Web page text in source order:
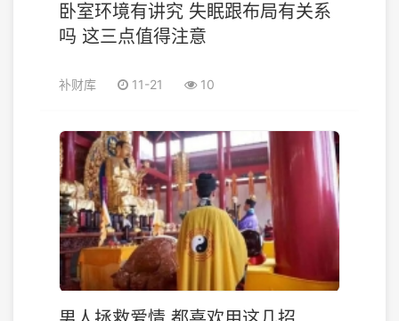
卧室环境有讲究 失眠跟布局有关系
吗 这三点值得注意
补财库 11-21 10